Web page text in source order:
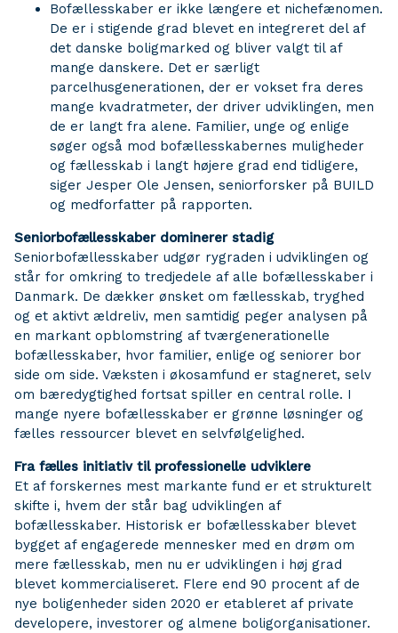
Bofællesskaber er ikke længere et nichefænomen.
De er i stigende grad blevet en integreret del af
det danske boligmarked og bliver valgt til af
mange danskere. Det er særligt
parcelhusgenerationen, der er vokset fra deres
mange kvadratmeter, der driver udviklingen, men
de er langt fra alene. Familier, unge og enlige
søger også mod bofællesskabernes muligheder
og fællesskab i langt højere grad end tidligere,
siger Jesper Ole Jensen, seniorforsker på BUILD
og medforfatter på rapporten.
Seniorbofællesskaber dominerer stadig
Seniorbofællesskaber udgør rygraden i udviklingen og
står for omkring to tredjedele af alle bofællesskaber i
Danmark. De dækker ønsket om fællesskab, tryghed
og et aktivt ældreliv, men samtidig peger analysen på
en markant opblomstring af tværgenerationelle
bofællesskaber, hvor familier, enlige og seniorer bor
side om side. Væksten i økosamfund er stagneret, selv
om bæredygtighed fortsat spiller en central rolle. I
mange nyere bofællesskaber er grønne løsninger og
fælles ressourcer blevet en selvfølgelighed.
Fra fælles initiativ til professionelle udviklere
Et af forskernes mest markante fund er et strukturelt
skifte i, hvem der står bag udviklingen af
bofællesskaber. Historisk er bofællesskaber blevet
bygget af engagerede mennesker med en drøm om
mere fællesskab, men nu er udviklingen i høj grad
blevet kommercialiseret. Flere end 90 procent af de
nye boligenheder siden 2020 er etableret af private
developere, investorer og almene boligorganisationer.